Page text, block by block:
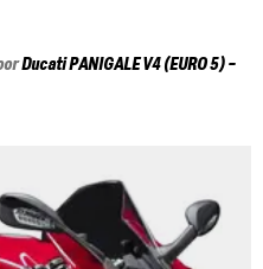
DucatiPANIGALE V4 (EURO 5) -